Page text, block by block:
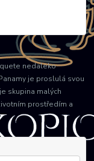
nedaleko
je proslulá svou
skupina malých
prostředím a